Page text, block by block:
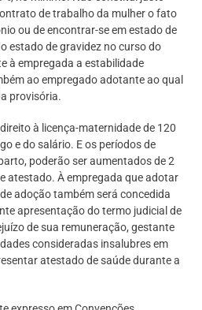
de trabalho da mulher o fato
ou de encontrar-se em estado de
estado de gravidez no curso do
à empregada a estabilidade
ao empregado adotante ao qual
provisória.
à licença-maternidade de 120
e do salário. E os períodos de
poderão ser aumentados de 2
atestado. À empregada que adotar
adoção também será concedida
apresentação do termo judicial de
de sua remuneração, gestante
consideradas insalubres em
atestado de saúde durante a